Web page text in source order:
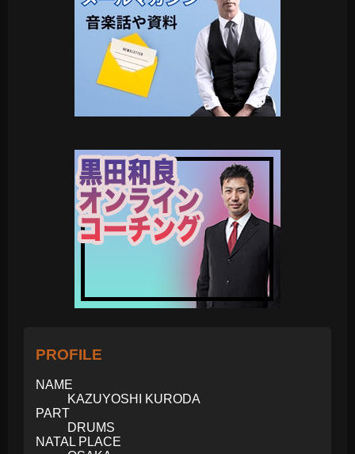
PROFILE
NAME
KAZUYOSHI KURODA
PART
DRUMS
NATAL PLACE